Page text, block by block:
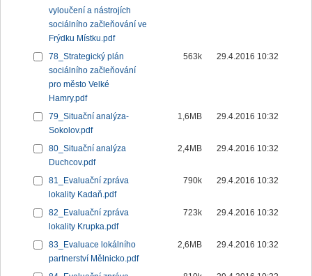
vyloučení a nástrojích
sociálního začleňování ve
Frýdku Místku.pdf
78_Strategický plán
sociálního začleňování
pro město Velké
Hamry.pdf
563k 29.4.2016 10:32
79_Situační analýza-
Sokolov.pdf
1,6MB 29.4.2016 10:32
80_Situační analýza
Duchcov.pdf
2,4MB 29.4.2016 10:32
81_Evaluační zpráva
lokality Kadaň.pdf
790k 29.4.2016 10:32
82_Evaluační zpráva
lokality Krupka.pdf
723k 29.4.2016 10:32
83_Evaluace lokálního
partnerství Mělnicko.pdf
2,6MB 29.4.2016 10:32